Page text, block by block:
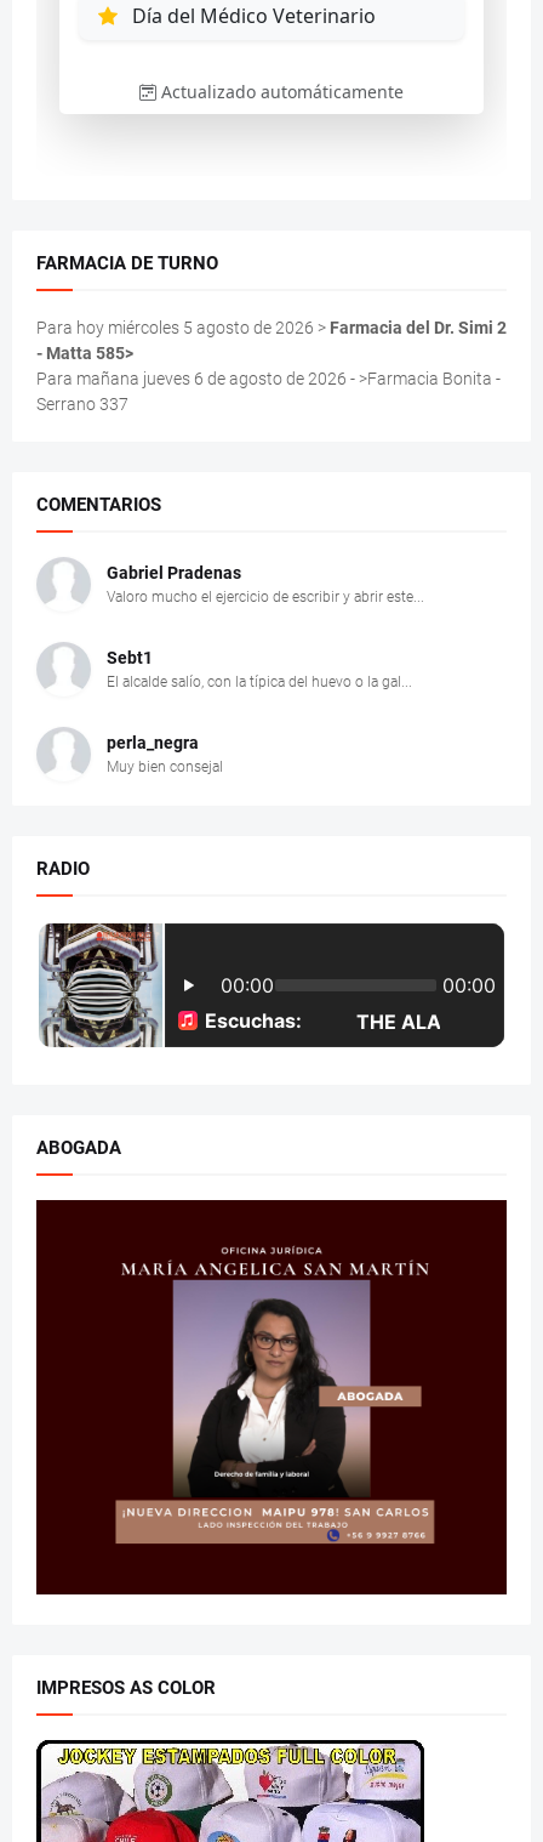
FARMACIA DE TURNO
Para hoy miércoles 5 agosto de 2026 > Farmacia del Dr. Simi 2
- Matta 585>
Para mañana jueves 6 de agosto de 2026 - >Farmacia Bonita -
Serrano 337
COMENTARIOS
Gabriel Pradenas
Valoro mucho el ejercicio de escribir y abrir este...
Sebt1
El alcalde salío, con la típica del huevo o la gal...
perla_negra
Muy bien consejal
RADIO
ABOGADA
IMPRESOS AS COLOR